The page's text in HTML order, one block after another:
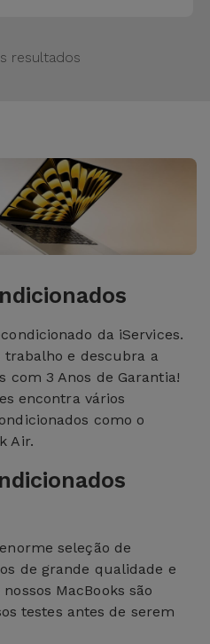
resultados
da iServices.
trabalho e descubra a
com 3 Anos de Garantia!
encontra vários
como o
Air.
seleção de
de grande qualidade e
MacBooks são
testes antes de serem